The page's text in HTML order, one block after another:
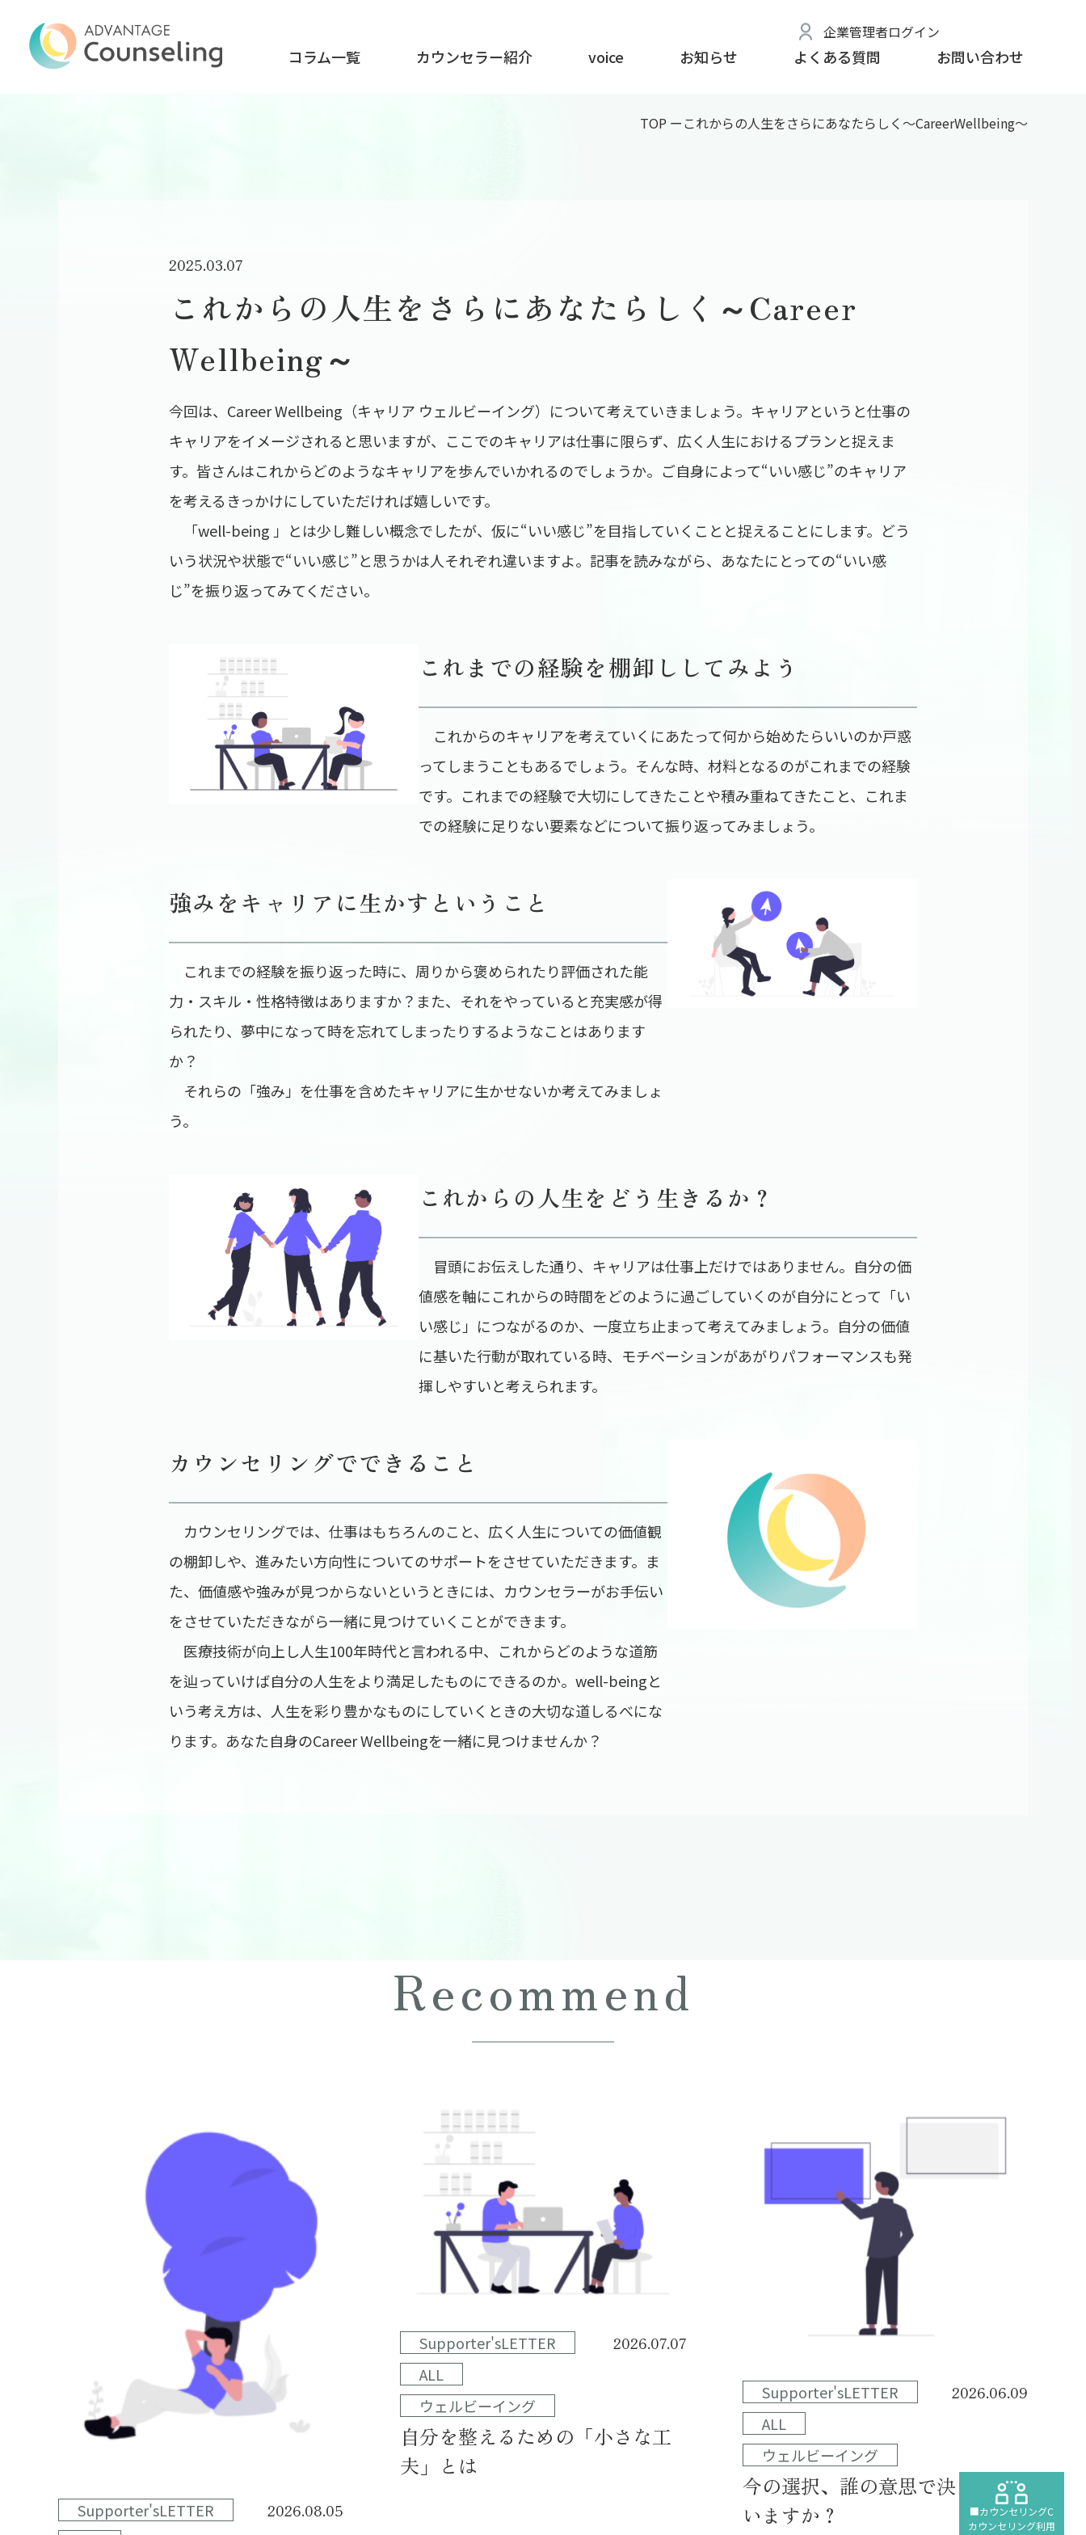
企業管理者ログイン
コラム一覧 カウンセラー紹介 voice お知らせ よくある質問 お問い合わせ
TOP ー これからの人生をさらにあなたらしく～CareerWellbeing～
2025.03.07
これからの人生をさらにあなたらしく～Career
Wellbeing～
今回は、Career Wellbeing（キャリア ウェルビーイング）について考えていきましょう。キャリアというと仕事の
キャリアをイメージされると思いますが、ここでのキャリアは仕事に限らず、広く人生におけるプランと捉えま
す。皆さんはこれからどのようなキャリアを歩んでいかれるのでしょうか。ご自身によって“いい感じ”のキャリア
を考えるきっかけにしていただければ嬉しいです。
「well-being 」とは少し難しい概念でしたが、仮に“いい感じ”を目指していくことと捉えることにします。どう
いう状況や状態で“いい感じ”と思うかは人それぞれ違いますよ。記事を読みながら、あなたにとっての“いい感
じ”を振り返ってみてください。
これまでの経験を棚卸ししてみよう
これからのキャリアを考えていくにあたって何から始めたらいいのか戸惑
ってしまうこともあるでしょう。そんな時、材料となるのがこれまでの経験
です。これまでの経験で大切にしてきたことや積み重ねてきたこと、これま
での経験に足りない要素などについて振り返ってみましょう。
強みをキャリアに生かすということ
これまでの経験を振り返った時に、周りから褒められたり評価された能
力・スキル・性格特徴はありますか？また、それをやっていると充実感が得
られたり、夢中になって時を忘れてしまったりするようなことはあります
か？
それらの「強み」を仕事を含めたキャリアに生かせないか考えてみましょ
う。
これからの人生をどう生きるか？
冒頭にお伝えした通り、キャリアは仕事上だけではありません。自分の価
値感を軸にこれからの時間をどのように過ごしていくのが自分にとって「い
い感じ」につながるのか、一度立ち止まって考えてみましょう。自分の価値
に基いた行動が取れている時、モチベーションがあがりパフォーマンスも発
揮しやすいと考えられます。
カウンセリングでできること
カウンセリングでは、仕事はもちろんのこと、広く人生についての価値観
の棚卸しや、進みたい方向性についてのサポートをさせていただきます。ま
た、価値感や強みが見つからないというときには、カウンセラーがお手伝い
をさせていただきながら一緒に見つけていくことができます。
医療技術が向上し人生100年時代と言われる中、これからどのような道筋
を辿っていけば自分の人生をより満足したものにできるのか。well-beingと
いう考え方は、人生を彩り豊かなものにしていくときの大切な道しるべにな
ります。あなた自身のCareer Wellbeingを一緒に見つけませんか？
Recommend
Supporter'sLETTER
2026.08.05
Supporter'sLETTER
ALL
ウェルビーイング
2026.07.07
自分を整えるための「小さな工
夫」とは
Supporter'sLETTER
ALL
ウェルビーイング
2026.06.09
今の選択、誰の意思で決まって
いますか？
■カウンセリングC
カウンセリング利用